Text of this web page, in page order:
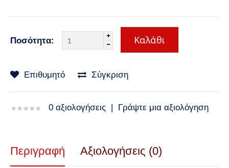
Ποσότητα:
Επιθυμητό Σύγκριση
0 αξιολογήσεις Γράψτε μια αξιολόγηση
Περιγραφή Αξιολογήσεις (0)